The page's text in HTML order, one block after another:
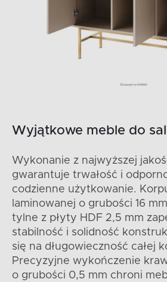
Wyjątkowe meble do
Wykonanie z najwyższej
gwarantuje trwałość i
codzienne użytkowanie.
laminowanej o grubości 16
tylne z płyty HDF 2,5 mm
stabilność i solidność
się na długowieczność całej
Precyzyjne wykończenie
o grubości 0,5 mm chroni